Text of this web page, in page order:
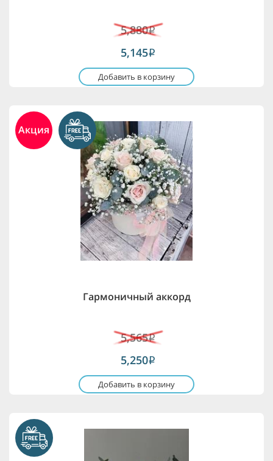
5,880i
5,145i
Добавить в корзину
Акция
Гармоничный аккорд
5,565i
5,250i
Добавить в корзину